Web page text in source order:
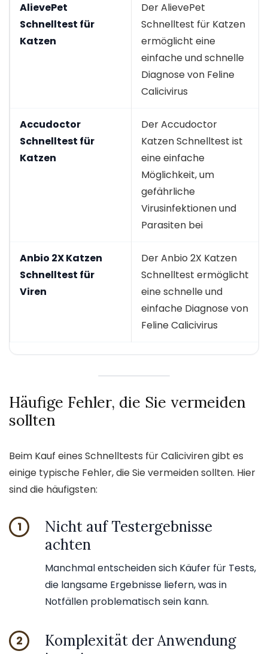
AlievePet
Schnelltest für
Katzen
Der AlievePet
Schnelltest für Katzen
ermöglicht eine
einfache und schnelle
Diagnose von Feline
Calicivirus
Accudoctor
Schnelltest für
Katzen
Der Accudoctor
Katzen Schnelltest ist
eine einfache
Möglichkeit, um
gefährliche
Virusinfektionen und
Parasiten bei
Anbio 2X Katzen
Schnelltest für
Viren
Der Anbio 2X Katzen
Schnelltest ermöglicht
eine schnelle und
einfache Diagnose von
Feline Calicivirus
Häufige Fehler, die Sie vermeiden
sollten
Beim Kauf eines Schnelltests für Caliciviren gibt es
einige typische Fehler, die Sie vermeiden sollten. Hier
sind die häufigsten:
1
Nicht auf Testergebnisse
achten
Manchmal entscheiden sich Käufer für Tests,
die langsame Ergebnisse liefern, was in
Notfällen problematisch sein kann.
2
Komplexität der Anwendung